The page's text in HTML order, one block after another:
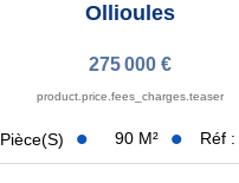
Ollioules
275 000 €
product.price.fees_charges.teaser
Pièce(s) 90 M² Réf :